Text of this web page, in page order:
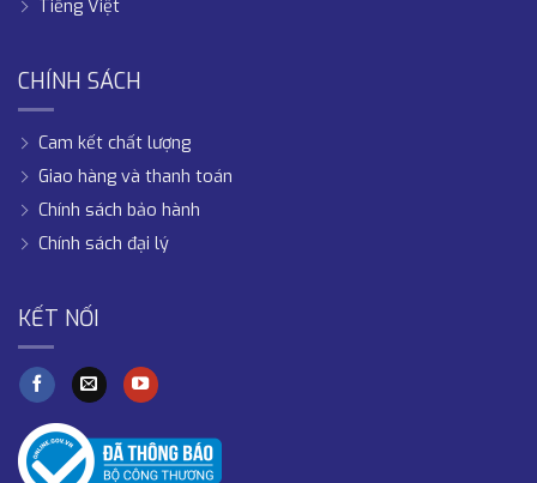
Tiếng Việt
CHÍNH SÁCH
Cam kết chất lượng
Giao hàng và thanh toán
Chính sách bảo hành
Chính sách đại lý
KẾT NỐI